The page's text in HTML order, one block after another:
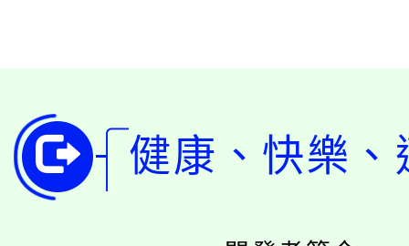
健康、快樂、